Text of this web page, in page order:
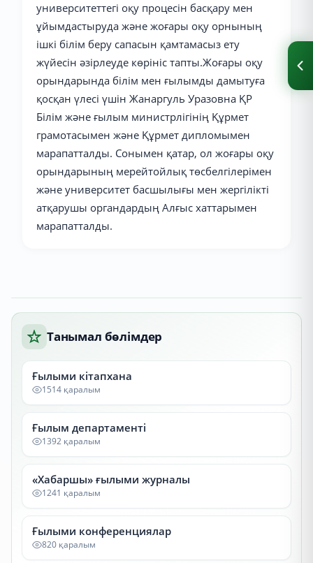
университеттегі оқу процесін басқару мен
ұйымдастыруда және жоғары оқу орнының
ішкі білім беру сапасын қамтамасыз ету
жүйесін әзірлеуде көрініс тапты.Жоғары оқу
орындарында білім мен ғылымды дамытуға
қосқан үлесі үшін Жанаргуль Уразовна ҚР
Білім және ғылым министрлігінің Құрмет
грамотасымен және Құрмет дипломымен
марапатталды. Сонымен қатар, ол жоғары оқу
орындарының мерейтойлық төсбелгілерімен
және университет басшылығы мен жергілікті
атқарушы органдардың Алғыс хаттарымен
марапатталды.
Танымал бөлімдер
Ғылыми кітапхана
1514 қаралым
Ғылым департаменті
1392 қаралым
«Хабаршы» ғылыми журналы
1241 қаралым
Ғылыми конференциялар
820 қаралым